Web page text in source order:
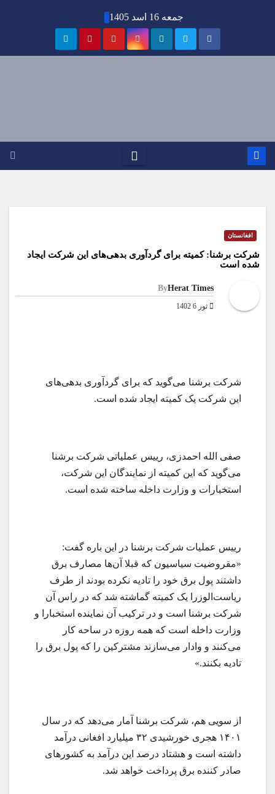
جمعه 16 اسد 1405
افغانستان
شرکت برشنا: کمیته برای گرد‌آوری بدهی‌های این شرکت ایجاد
شده است
ByHerat Times
ثور 6 1402
شرکت برشنا می‌گوید که برای گردآوری بدهی‌های
این شرکت یک کمیته ایجاد شده است.
صفی الله احمدزی، رییس عملیاتی شرکت برشنا
می‌گوید که این کمیته از نمایندگان این شرکت،
استخبارات و وزارت داخله ساخته شده است.
رییس عملیات شرکت برشنا در این باره گفت:
«مقروضیت سیاسیون که قبلا آن‌ها مصارف برق
داشتند پول برق خود را تادیه نکرده بودند از طرف
ریاست‌الوزرا یک کمیته گماشته شد که در راس آن
شرکت برشنا است و در ترکیب آن نماینده استخبارا و
وزارت داخله است که همه روزه در ساحه کار
می‌کنند و وادار می‌سازند مشترکین را که پول برق را
تادیه بکنند.»
از سویی‌ هم، شرکت برشنا آمار می‌دهد که در سال
۱۴۰۱ هجری خورشیدی ۳۲ میلیارد افغانی درآمد
داشته است و هشتاد درصد این درآمد به کشورهای
صادر کننده برق پرداخت خواهد شد.